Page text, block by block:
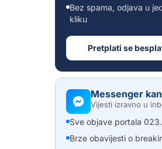
Bez spama, odjava u
kliku
Pretplati se
Messenger
Vijesti izravno u
Sve objave portala
Brze obavijesti o